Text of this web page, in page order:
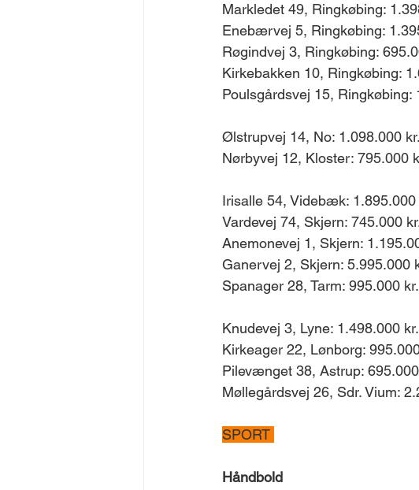
Markledet 49, Ringkøbing:
Enebærvej 5, Ringkøbing:
Røgindvej 3, Ringkøbing:
Kirkebakken 10, Ringkøbing:
Poulsgårdsvej 15, Ringkøbing:
Ølstrupvej 14, No: 1.098.000 kr.
Nørbyvej 12, Kloster: 795.000
Irisalle 54, Videbæk: 1.895.000
Vardevej 74, Skjern: 745.000
Anemonevej 1, Skjern:
Ganervej 2, Skjern: 5.995.000
Spanager 28, Tarm: 995.000 kr.
Knudevej 3, Lyne: 1.498.000 kr.
Kirkeager 22, Lønborg:
Pilevænget 38, Astrup:
Møllegårdsvej 26, Sdr. Vium:
SPORT
Håndbold